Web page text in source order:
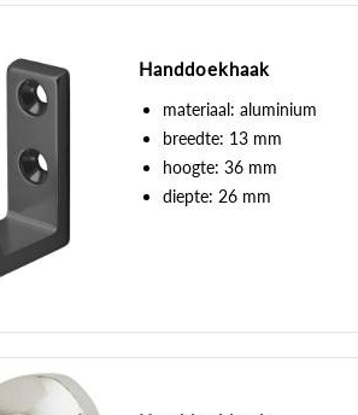
Handdoekhaak
materiaal: aluminium
breedte: 13 mm
hoogte: 36 mm
diepte: 26 mm